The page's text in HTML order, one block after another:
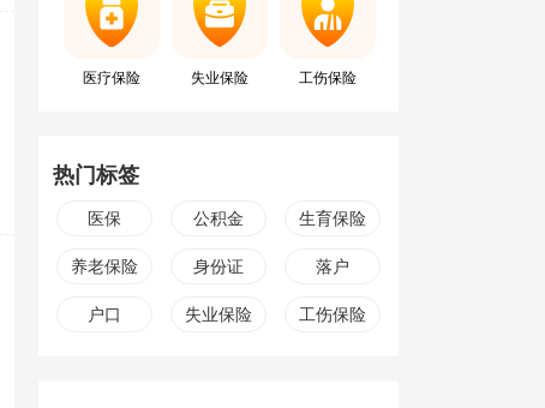
医疗保险 失业保险 工伤保险
热门标签
医保 公积金 生育保险
养老保险 身份证 落户
户口 失业保险 工伤保险